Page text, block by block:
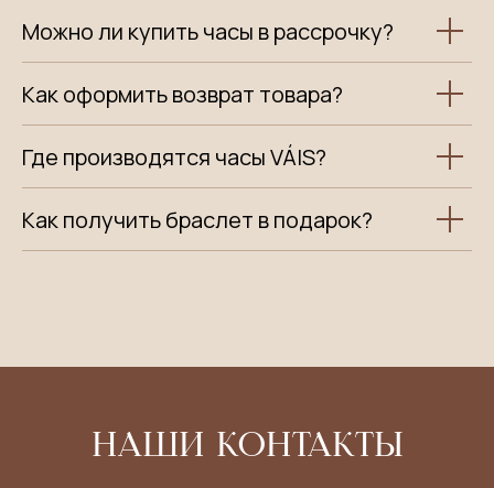
Можно ли купить часы в рассрочку?
Как оформить возврат товара?
Где производятся часы VÁIS?
Как получить браслет в подарок?
НАШИ КОНТАКТЫ